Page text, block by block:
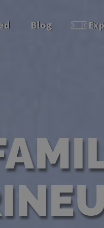
Blog